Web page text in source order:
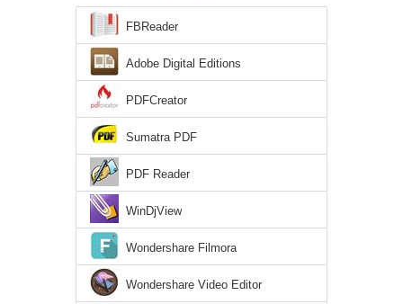
FBReader
Adobe Digital Editions
PDFCreator
Sumatra PDF
PDF Reader
WinDjView
Wondershare Filmora
Wondershare Video Editor